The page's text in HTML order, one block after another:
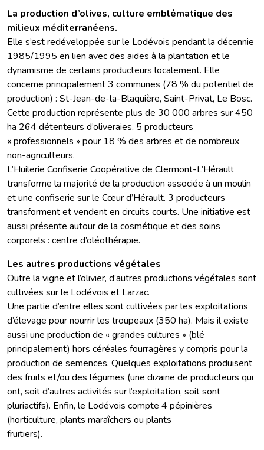
La production d’olives, culture emblématique des
milieux méditerranéens.
Elle s’est redéveloppée sur le Lodévois pendant la décennie
1985/1995 en lien avec des aides à la plantation et le
dynamisme de certains producteurs localement. Elle
concerne principalement 3 communes (78 % du potentiel de
production) : St-Jean-de-la-Blaquière, Saint-Privat, Le Bosc.
Cette production représente plus de 30 000 arbres sur 450
ha 264 détenteurs d’oliveraies, 5 producteurs
« professionnels » pour 18 % des arbres et de nombreux
non-agriculteurs.
L’Huilerie Confiserie Coopérative de Clermont-L’Hérault
transforme la majorité de la production associée à un moulin
et une confiserie sur le Cœur d’Hérault. 3 producteurs
transforment et vendent en circuits courts. Une initiative est
aussi présente autour de la cosmétique et des soins
corporels : centre d’oléothérapie.
Les autres productions végétales
Outre la vigne et l’olivier, d’autres productions végétales sont
cultivées sur le Lodévois et Larzac.
Une partie d’entre elles sont cultivées par les exploitations
d’élevage pour nourrir les troupeaux (350 ha). Mais il existe
aussi une production de « grandes cultures » (blé
principalement) hors céréales fourragères y compris pour la
production de semences. Quelques exploitations produisent
des fruits et/ou des légumes (une dizaine de producteurs qui
ont, soit d’autres activités sur l’exploitation, soit sont
pluriactifs). Enfin, le Lodévois compte 4 pépinières
(horticulture, plants maraîchers ou plants
fruitiers).